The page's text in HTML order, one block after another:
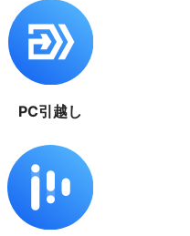
PC引越し